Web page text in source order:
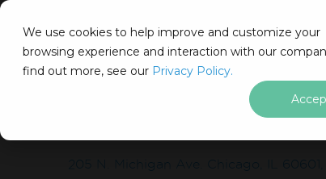
We use cookies to help improve and customize your
browsing experience and interaction with our
find out more, see our Privacy Policy.
IRONSOFTWARE
제품
기업
IronSuite를 실제 프로젝트
료로 배포해 보시겠습니까?